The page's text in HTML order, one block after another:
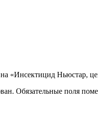
«Инсектицид Ньюстар,
Обязательные поля